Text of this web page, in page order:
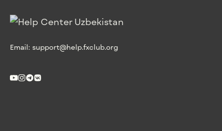
Email: support@help.fxclub.org